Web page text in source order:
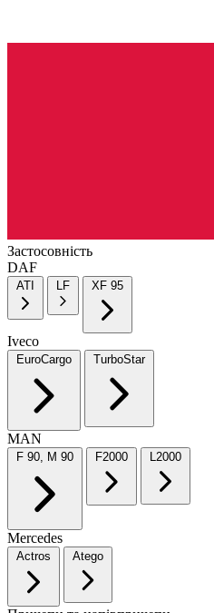
Застосовність
DAF
Iveco
TurboStar
MAN
Mercedes